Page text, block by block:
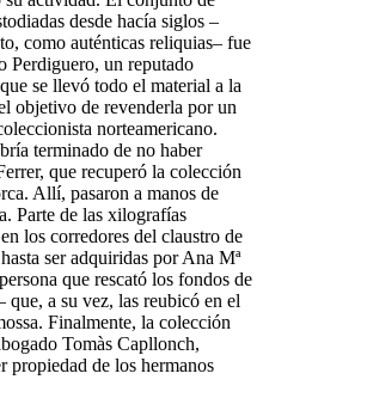
desde hacía siglos –
como auténticas reliquias– fue
Perdiguero, un reputado
se llevó todo el material a la
objetivo de revenderla por un
norteamericano.
terminado de no haber
que recuperó la colección
Allí, pasaron a manos de
Parte de las xilografías
los corredores del claustro de
ser adquiridas por Ana Mª
que rescató los fondos de
que, a su vez, las reubicó en el
Finalmente, la colección
Tomàs Capllonch,
propiedad de los hermanos